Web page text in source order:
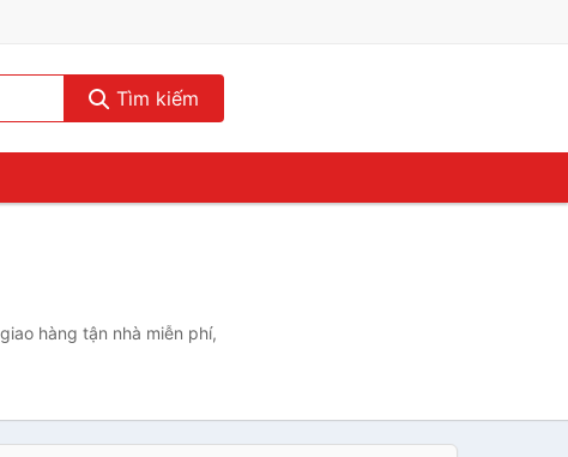
Tìm kiếm
hàng tận nhà miễn phí,